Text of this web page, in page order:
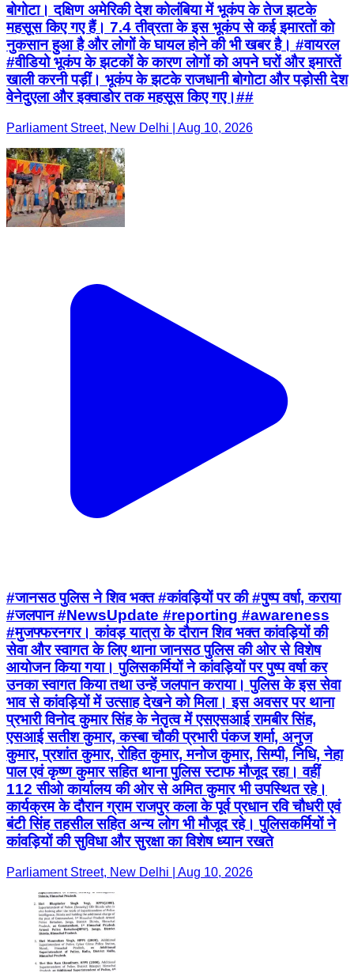
बोगोटा। दक्षिण अमेरिकी देश कोलंबिया में भूकंप के तेज झटके
महसूस किए गए हैं। 7.4 तीव्रता के इस भूकंप से कई इमारतों को
नुकसान हुआ है और लोगों के घायल होने की भी खबर है। #वायरल
#वीडियो भूकंप के झटकों के कारण लोगों को अपने घरों और इमारतें
खाली करनी पड़ीं। भूकंप के झटके राजधानी बोगोटा और पड़ोसी देश
वेनेदुएला और इक्वाडोर तक महसूस किए गए।##
Parliament Street, New Delhi | Aug 10, 2026
#जानसठ पुलिस ने शिव भक्त #कांवड़ियों पर की #पुष्प वर्षा, कराया
#जलपान #NewsUpdate #reporting #awareness
#मुजफ्फरनगर। कांवड़ यात्रा के दौरान शिव भक्त कांवड़ियों की
सेवा और स्वागत के लिए थाना जानसठ पुलिस की ओर से विशेष
आयोजन किया गया। पुलिसकर्मियों ने कांवड़ियों पर पुष्प वर्षा कर
उनका स्वागत किया तथा उन्हें जलपान कराया। पुलिस के इस सेवा
भाव से कांवड़ियों में उत्साह देखने को मिला। इस अवसर पर थाना
प्रभारी विनोद कुमार सिंह के नेतृत्व में एसएसआई रामबीर सिंह,
एसआई सतीश कुमार, कस्बा चौकी प्रभारी पंकज शर्मा, अनुज
कुमार, प्रशांत कुमार, रोहित कुमार, मनोज कुमार, सिम्पी, निधि, नेहा
पाल एवं कृष्ण कुमार सहित थाना पुलिस स्टाफ मौजूद रहा। वहीं
112 सीओ कार्यालय की ओर से अमित कुमार भी उपस्थित रहे।
कार्यक्रम के दौरान ग्राम राजपुर कला के पूर्व प्रधान रवि चौधरी एवं
बंटी सिंह तहसील सहित अन्य लोग भी मौजूद रहे। पुलिसकर्मियों ने
कांवड़ियों की सुविधा और सुरक्षा का विशेष ध्यान रखते
Parliament Street, New Delhi | Aug 10, 2026